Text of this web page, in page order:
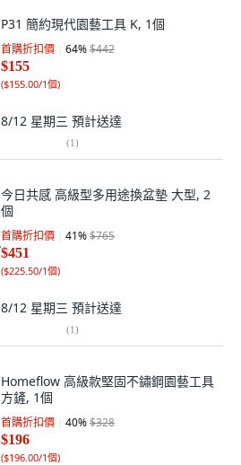
P31 簡約現代園藝工具 K, 1個
首購折扣價 64%$442
$155
($155.00/1個)
8/12 星期三 預計送達
(1)
今日共感 高級型多用途換盆墊 大型, 2
個
首購折扣價 41%$765
$451
($225.50/1個)
8/12 星期三 預計送達
(1)
Homeflow 高級款堅固不鏽鋼園藝工具
方鏟, 1個
首購折扣價 40%$328
$196
($196.00/1個)